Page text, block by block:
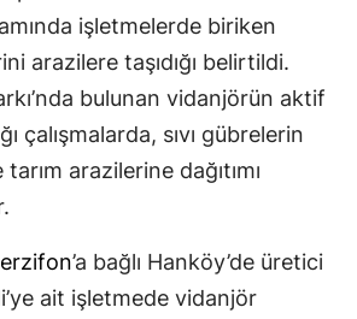
işletmelerde biriken
arazilere taşıdığı belirtildi.
bulunan vidanjörün aktif
çalışmalarda, sıvı gübrelerin
arazilerine dağıtımı
’a bağlı Hanköy’de üretici
ait işletmede vidanjör